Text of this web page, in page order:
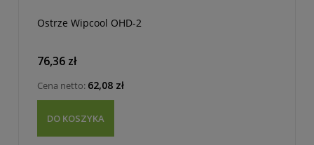
Ostrze Wipcool OHD-2
76,36 zł
Cena netto: 62,08 zł
DO KOSZYKA